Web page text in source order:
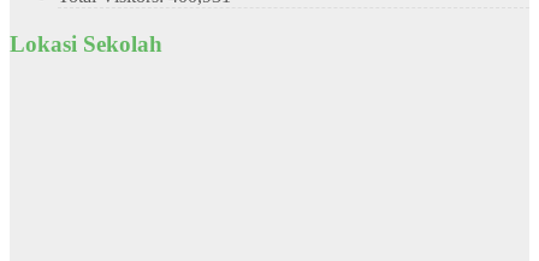
Lokasi Sekolah